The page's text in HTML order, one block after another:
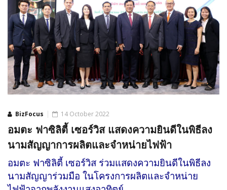
BizFocus 14 October 2022
อมตะ ฟาซิลิตี้ เซอร์วิส แสดงความยินดีในพิธีลง
นามสัญญาการผลิตและจำหน่ายไฟฟ้า
อมตะ ฟาซิลิตี้ เซอร์วิส ร่วมแสดงความยินดีในพิธีลง
นามสัญญาร่วมมือ ในโครงการผลิตและจำหน่าย